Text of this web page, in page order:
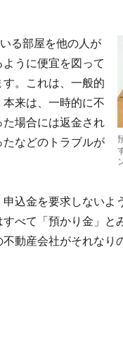
る部屋を他の人が
うに便宜を図って
。これは、一般的
来は、一時的に不
場合には返金され
などのトラブルが
込金を要求しないよ
べて「預かり金」と
動産会社がそれなり